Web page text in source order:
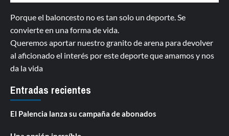
Porque el baloncesto no es tan solo un deporte. Se
convierte en una forma de vida.
Queremos aportar nuestro granito de arena para devolver
al aficionado el interés por este deporte que amamos y nos
da la vida
Entradas recientes
El Palencia lanza su campaña de abonados